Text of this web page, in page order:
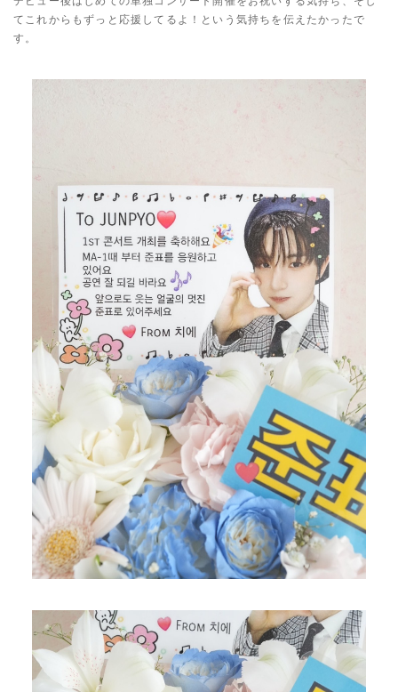
てこれからもずっと応援してるよ！という気持ちを伝えたかったで
す。